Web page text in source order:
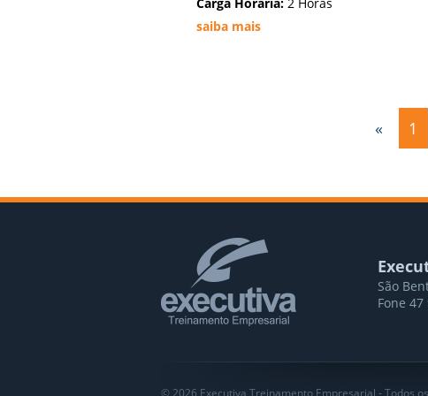
saiba mais
« 1
São
Fone
© 2026 Executiva Treinamento Empresarial - Todos